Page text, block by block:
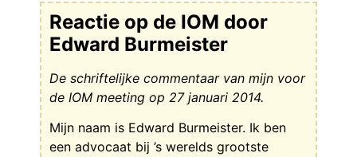
Reactie op de IOM door
Edward Burmeister
De schriftelijke commentaar van mijn voor
de IOM meeting op 27 januari 2014.
Mijn naam is Edward Burmeister. Ik ben
een advocaat bij ’s werelds grootste